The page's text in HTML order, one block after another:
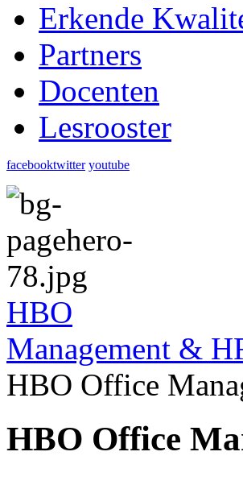
Erkende
Partners
Docenten
Lesrooster
facebooktwitter youtube
HBO
Management &
HBO Office
HBO Office